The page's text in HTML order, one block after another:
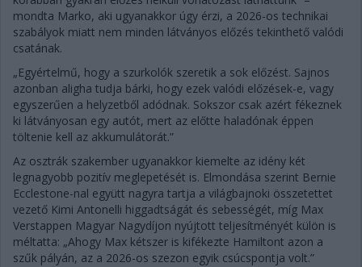
mondta Marko, aki ugyanakkor úgy érzi, a 2026-os technikai
szabályok miatt nem minden látványos előzés tekinthető valódi
csatának.
„Egyértelmű, hogy a szurkolók szeretik a sok előzést. Sajnos
azonban aligha tudja bárki, hogy ezek valódi előzések-e, vagy
egyszerűen a helyzetből adódnak. Sokszor csak azért fékeznek
ki látványosan egy autót, mert az előtte haladónak éppen
töltenie kell az akkumulátorát.”
Az osztrák szakember ugyanakkor kiemelte az idény két
legnagyobb pozitív meglepetését is. Elmondása szerint Bernie
Ecclestone-nal együtt nagyra tartja a világbajnoki összetettet
vezető Kimi Antonelli higgadtságát és sebességét, míg Max
Verstappen Magyar Nagydíjon nyújtott teljesítményét külön is
méltatta: „Ahogy Max kétszer is kifékezte Hamiltont azon a
szűk pályán, az a 2026-os szezon egyik csúcspontja volt.”